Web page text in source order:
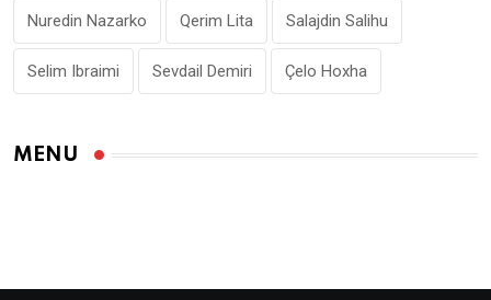
Nuredin Nazarko Qerim Lita Salajdin Salihu
Selim Ibraimi Sevdail Demiri Çelo Hoxha
MENU